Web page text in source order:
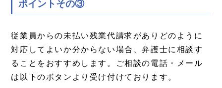
ポイントその③
従業員からの未払い残業代請求がありどのように
対応してよいか分からない場合、弁護士に相談す
ることをおすすめします。ご相談の電話・メール
は以下のボタンより受け付けております。